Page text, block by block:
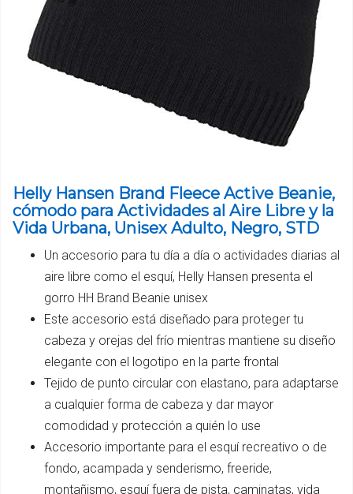
Helly Hansen Brand Fleece Active Beanie,
cómodo para Actividades al Aire Libre y la
Vida Urbana, Unisex Adulto, Negro, STD
Un accesorio para tu día a día o actividades diarias al
aire libre como el esquí, Helly Hansen presenta el
gorro HH Brand Beanie unisex
Este accesorio está diseñado para proteger tu
cabeza y orejas del frío mientras mantiene su diseño
elegante con el logotipo en la parte frontal
Tejido de punto circular con elastano, para adaptarse
a cualquier forma de cabeza y dar mayor
comodidad y protección a quién lo use
Accesorio importante para el esquí recreativo o de
fondo, acampada y senderismo, freeride,
montañismo, esquí fuera de pista, caminatas, vida